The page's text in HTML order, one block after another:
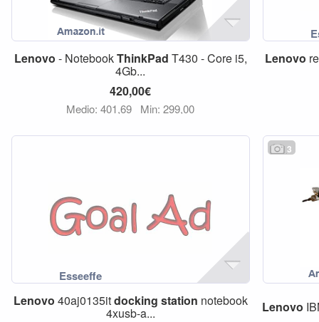
Lenovo - NotebookThinkPad T430 - Core i5,
4Gb...
420,00€
Medio: 401,69 Min: 299,00
Lenovo
Lenovo 40aj0135itdocking station notebook
4xusb-a...
3
Lenovo